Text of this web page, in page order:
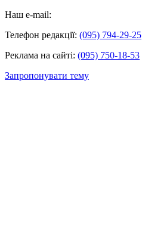
Наш e-mail:
Телефон редакції: (095) 794-29-25
Реклама на сайті: (095) 750-18-53
Запропонувати тему